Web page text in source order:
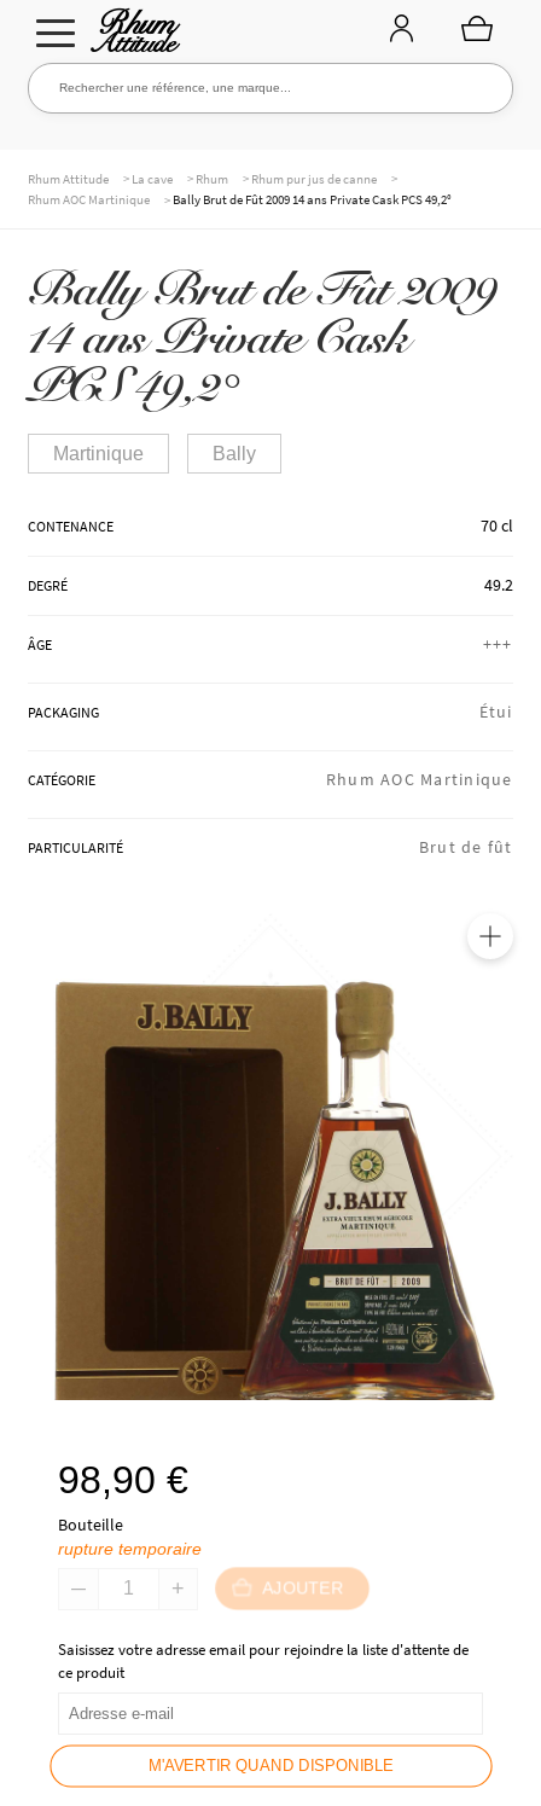
Aller
à
Aller
au
Rechercher une référence, une marque...
Rechercher
NOS RHUMS
WHISKIES & +
MARQUES
BLOG
Rhum Attitude > La cave > Rhum > Rhum pur jus de canne
>
Rhum AOC Martinique
> Bally Brut de Fût 2009 14 ans Private Cask PCS 49,2°
Bally Brut de Fût 2009
14 ans Private Cask
PCS 49,2°
Martinique Bally
CONTENANCE 70 cl
DEGRÉ 49.2
ÂGE +++
PACKAGING Étui
CATÉGORIE Rhum AOC Martinique
PARTICULARITÉ Brut de fût
98,90 €
Bouteille
rupture temporaire
AJOUTER
Saisissez votre adresse email pour rejoindre la liste d'attente de
ce produit
M'AVERTIR QUAND DISPONIBLE